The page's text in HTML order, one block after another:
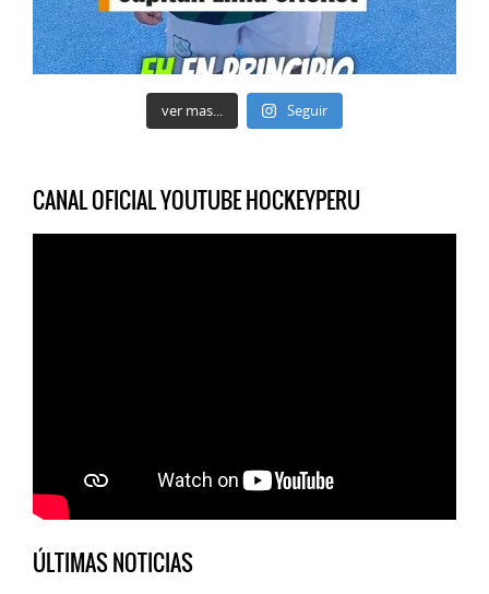
ver mas... Seguir
CANAL OFICIAL YOUTUBE HOCKEYPERU
ÚLTIMAS NOTICIAS